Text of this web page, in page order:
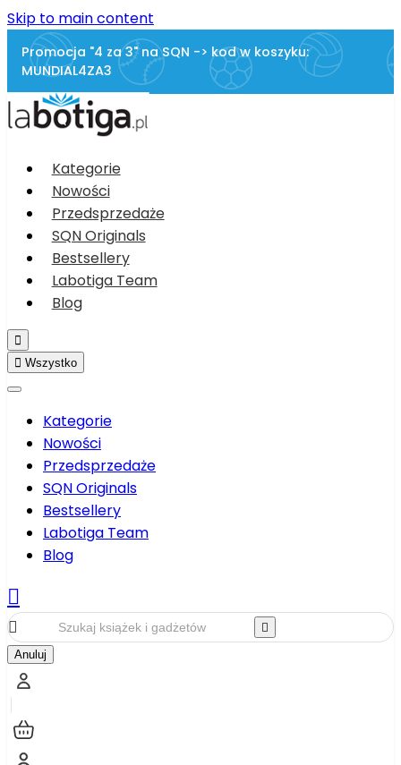
Skip to main content
Promocja "4 za 3" na SQN -> kod w koszyku:
MUNDIAL4ZA3
Kategorie
Nowości
Przedsprzedaże
SQN Originals
Bestsellery
Labotiga Team
Blog

 Wszystko
Kategorie
Nowości
Przedsprzedaże
SQN Originals
Bestsellery
Labotiga Team
Blog



Anuluj